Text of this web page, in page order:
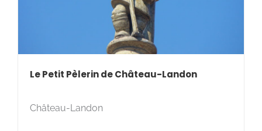
Le Petit Pèlerin de Château-Landon
Château-Landon